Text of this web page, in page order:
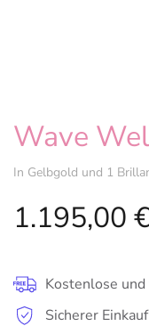
Wave
In Gelbgold und 1
1.195,00
Kostenlose
Sicherer Einkauf